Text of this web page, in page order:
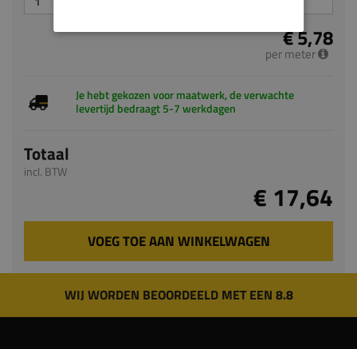
€ 5,78
per meter
Je hebt gekozen voor maatwerk, de verwachte
levertijd bedraagt 5-7 werkdagen
Totaal
incl. BTW
€ 17,64
VOEG TOE AAN WINKELWAGEN
WIJ WORDEN BEOORDEELD MET EEN 8.8